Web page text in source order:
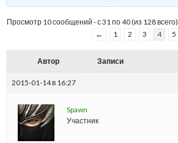
Просмотр 10 сообщений - с 31 по 40 (из 128 всего)
←
1 2 3 4 5
Автор Записи
2015-01-14 в 16:27
Spawn
Участник